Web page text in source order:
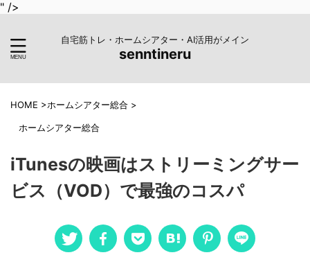
" />
自宅筋トレ・ホームシアター・AI活用がメイン
senntineru
HOME >ホームシアター総合 >
ホームシアター総合
iTunesの映画はストリーミングサー
ビス（VOD）で最強のコスパ